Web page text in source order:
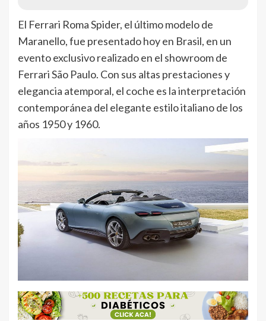
El Ferrari Roma Spider, el último modelo de
Maranello, fue presentado hoy en Brasil, en un
evento exclusivo realizado en el showroom de
Ferrari São Paulo. Con sus altas prestaciones y
elegancia atemporal, el coche es la interpretación
contemporánea del elegante estilo italiano de los
años 1950 y 1960.